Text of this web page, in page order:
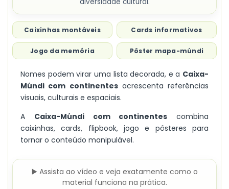
Caixinhas montáveis Cards informativos
Jogo da memória Pôster mapa-múndi
Nomes podem virar uma lista decorada, e a Caixa-
Múndi com continentesacrescenta referências
visuais, culturais e espaciais.
A Caixa-Múndi com continentes combina
caixinhas, cards, flipbook, jogo e pôsteres para
tornar o conteúdo manipulável.
▶️ Assista ao vídeo e veja exatamente como o
material funciona na prática.